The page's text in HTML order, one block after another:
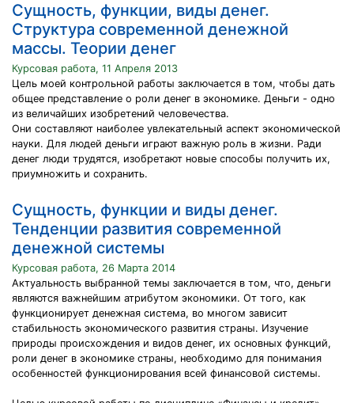
Сущность, функции, виды денег.
Структура современной денежной
массы. Теории денег
Курсовая работа, 11 Апреля 2013
Цель моей контрольной работы заключается в том, чтобы дать
общее представление о роли денег в экономике. Деньги - одно
из величайших изобретений человечества.
Они составляют наиболее увлекательный аспект экономической
науки. Для людей деньги играют важную роль в жизни. Ради
денег люди трудятся, изобретают новые способы получить их,
приумножить и сохранить.
Сущность, функции и виды денег.
Тенденции развития современной
денежной системы
Курсовая работа, 26 Марта 2014
Актуальность выбранной темы заключается в том, что, деньги
являются важнейшим атрибутом экономики. От того, как
функционирует денежная система, во многом зависит
стабильность экономического развития страны. Изучение
природы происхождения и видов денег, их основных функций,
роли денег в экономике страны, необходимо для понимания
особенностей функционирования всей финансовой системы.